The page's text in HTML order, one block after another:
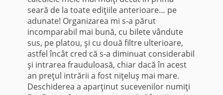
seară de la toate ediţiile anterioare… pe
adunate! Organizarea mi s-a părut
incomparabil mai bună, cu bilete vândute
sus, pe platou, şi cu două filtre ulterioare,
astfel încât cred că s-a diminuat considerabil
şi intrarea frauduloasă, chiar dacă în acest
an preţul intrării a fost niţeluş mai mare.
Deschiderea a aparţinut sucevenilor numiţi